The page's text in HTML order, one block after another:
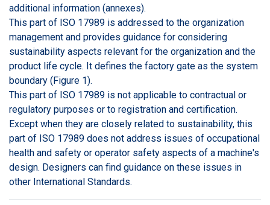
additional information (annexes).
This part of ISO 17989 is addressed to the organization
management and provides guidance for considering
sustainability aspects relevant for the organization and the
product life cycle. It defines the factory gate as the system
boundary (Figure 1).
This part of ISO 17989 is not applicable to contractual or
regulatory purposes or to registration and certification.
Except when they are closely related to sustainability, this
part of ISO 17989 does not address issues of occupational
health and safety or operator safety aspects of a machine's
design. Designers can find guidance on these issues in
other International Standards.